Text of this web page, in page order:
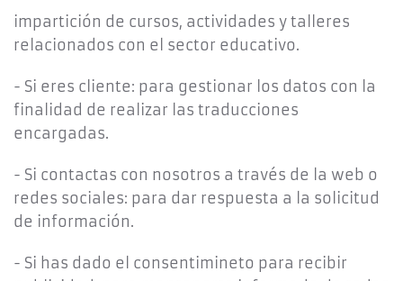
impartición de cursos, actividades y talleres
relacionados con el sector educativo.
- Si eres cliente: para gestionar los datos con la
finalidad de realizar las traducciones
encargadas.
- Si contactas con nosotros a través de la web o
redes sociales: para dar respuesta a la solicitud
de información.
- Si has dado el consentimineto para recibir